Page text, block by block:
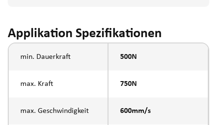
Applikation Spezifikationen
min. Dauerkraft 500N
max. Kraft 750N
max. Geschwindigkeit 600mm/s